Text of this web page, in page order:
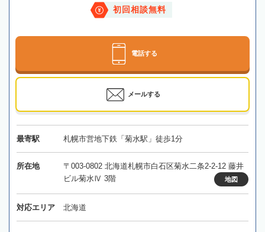
初回相談無料
電話する
メールする
最寄駅 札幌市営地下鉄「菊水駅」徒歩1分
所在地
〒003-0802 北海道札幌市白石区菊水二条2-2-12 藤井
ビル菊水Ⅳ 3階
地図
対応エリア 北海道